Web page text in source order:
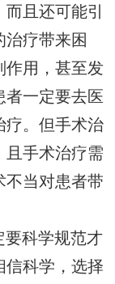
且还可能引
疗带来困
作用，甚至发
者一定要去医
疗。但手术治
且手术治疗需
不当对患者带
要科学规范才
信科学，选择